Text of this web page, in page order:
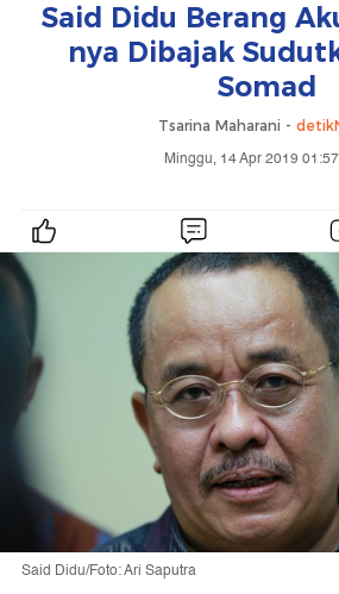
Said Didu Berang
nya Dibajak
Somad
Tsarina Maharani -
Minggu, 14 Apr 2019
Said Didu/Foto: Ari Saputra